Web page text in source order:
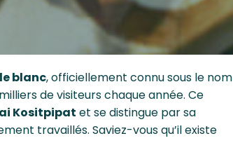
blanc, officiellement connu sous le nom
de visiteurs chaque année. Ce
Kositpipat et se distingue par sa
travaillés. Saviez-vous qu’il existe